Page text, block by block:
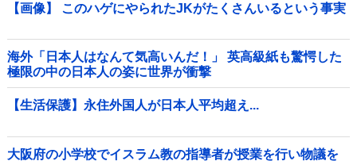
【画像】 このハゲにやられたJKがたくさんいるという事実
海外「日本人はなんて気高いんだ！」 英高級紙も驚愕した
極限の中の日本人の姿に世界が衝撃
【生活保護】永住外国人が日本人平均超え...
大阪府の小学校でイスラム教の指導者が授業を行い物議を